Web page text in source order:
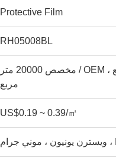
Protective Film
RH05008BL
5000 متر مربع ، OEM / مخصص 20000 متر
مربع
US$0.19 ~ 0.39/㎡